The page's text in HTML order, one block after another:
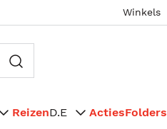
Winkels
ReizenD.E ActiesFolders